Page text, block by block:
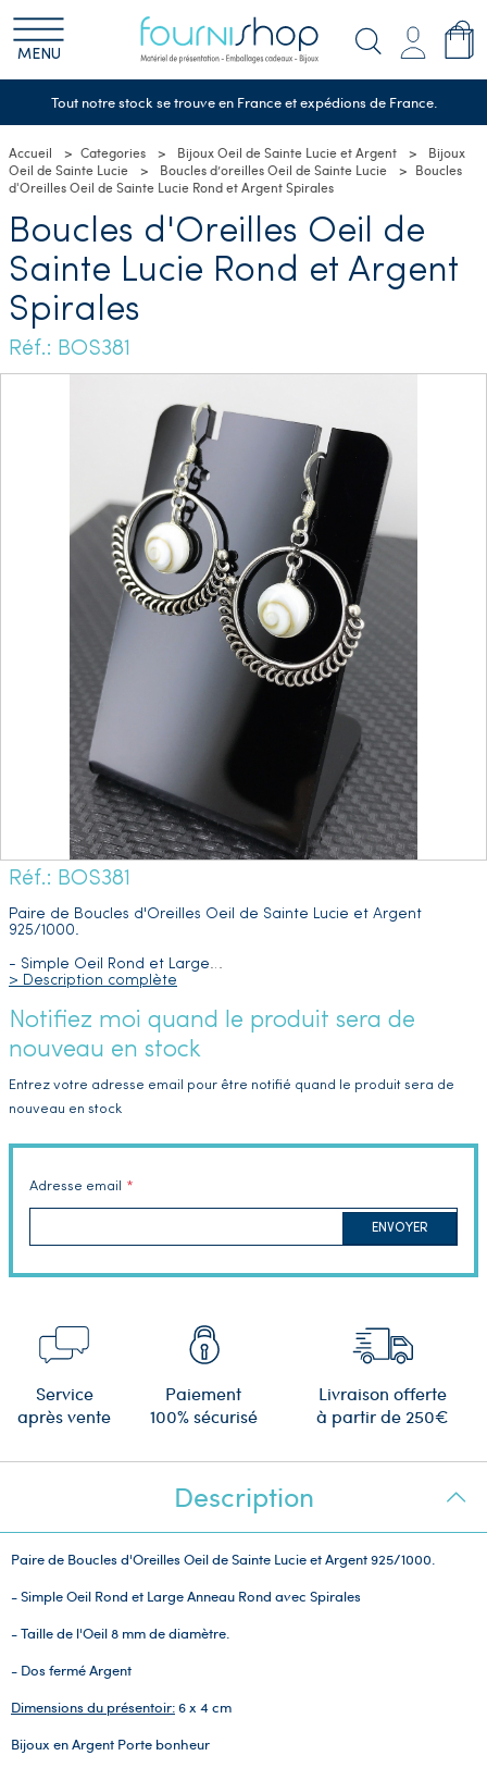
MENU
Tout notre stock se trouve en France et expédions de France.
Accueil Categories Bijoux Oeil de Sainte Lucie et Argent
Bijoux
Oeil de Sainte Lucie
Boucles d’oreilles Oeil de Sainte Lucie
Boucles
d'Oreilles Oeil de Sainte Lucie Rond et Argent Spirales
Boucles d'Oreilles Oeil de
Sainte Lucie Rond et Argent
Spirales
Réf.: BOS381
Réf.: BOS381
Paire de Boucles d'Oreilles Oeil de Sainte Lucie et Argent
925/1000.
- Simple Oeil Rond et Large…
> Description complète
Notifiez moi quand le produit sera de
nouveau en stock
Entrez votre adresse email pour être notifié quand le produit sera de
nouveau en stock
Adresse email
ENVOYER
Service
après vente
Paiement
100% sécurisé
Livraison offerte
à partir de 250€
Description
Paire de Boucles d'Oreilles Oeil de Sainte Lucie et Argent 925/1000.
- Simple Oeil Rond et Large Anneau Rond avec Spirales
- Taille de l'Oeil 8 mm de diamètre.
- Dos fermé Argent
Dimensions du présentoir:6 x 4 cm
Bijoux en Argent Porte bonheur